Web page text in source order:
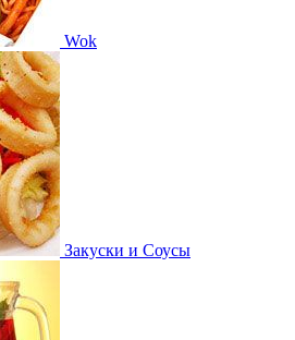
Wok
Закуски и Соусы